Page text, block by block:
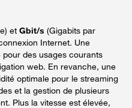
et Gbit/s (Gigabits par
Internet. Une
des usages courants
web. En revanche, une
optimale pour le streaming
et la gestion de plusieurs
Plus la vitesse est élevée,